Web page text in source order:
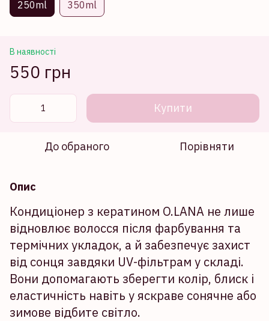
250ml 350ml
В наявності
550 грн
Купити
До обраного Порівняти
Опис
Кондиціонер з кератином O.LANA не лише
відновлює волосся після фарбування та
термічних укладок, а й забезпечує захист
від сонця завдяки UV-фільтрам у складі.
Вони допомагають зберегти колір, блиск і
еластичність навіть у яскраве сонячне або
зимове відбите світло.